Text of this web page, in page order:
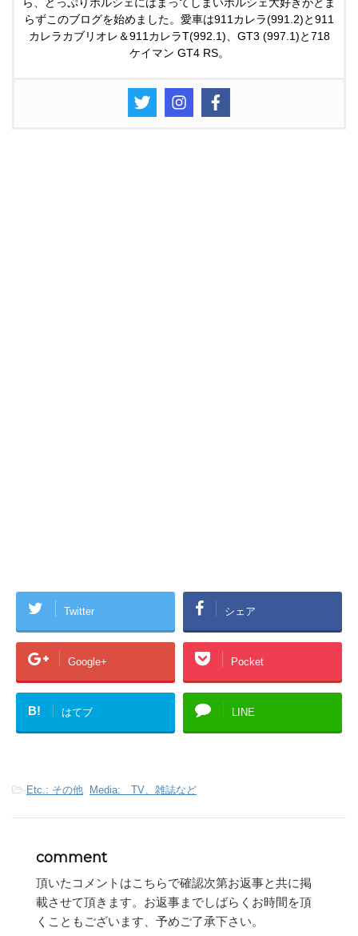
らずこのブログを始めました。愛車は911カレラ(991.2)と911
カレラカブリオレ＆911カレラT(992.1)、GT3 (997.1)と718
ケイマン GT4 RS。
Twitter シェア
Google+ Pocket
B! はてブ LINE
-Etc.: その他, Media: TV、雑誌など
comment
頂いたコメントはこちらで確認次第お返事と共に掲
載させて頂きます。お返事までしばらくお時間を頂
くこともございます、予めご了承下さい。